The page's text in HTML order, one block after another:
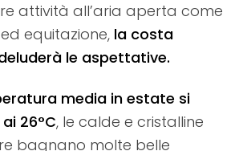
attività all’aria aperta come
equitazione, la costa
le aspettative.
media in estate si
26°C, le calde e cristalline
bagnano molte belle